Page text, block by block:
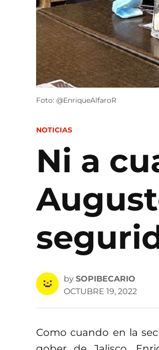
Foto: @EnriqueAlfaroR
POSTED
NOTICIAS
Ni a
by SOPIBECARIO
OCTUBRE 19, 2022
Como cuando en la